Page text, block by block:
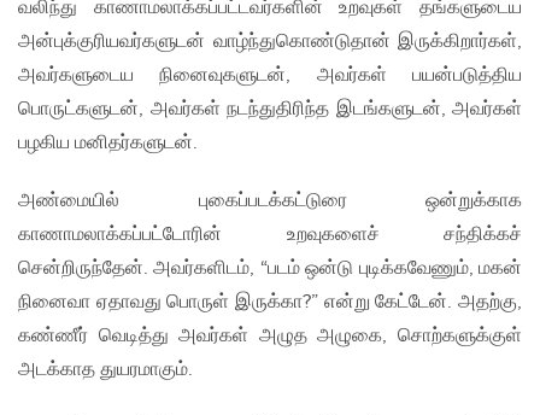
வலிந்து காணாமலாக்கப்பட்டவர்களின் உறவுகள் தங்களுடைய
அன்புக்குரியவர்களுடன் வாழ்ந்துகொண்டுதான் இருக்கிறார்கள்,
அவர்களுடைய நினைவுகளுடன், அவர்கள் பயன்படுத்திய
பொருட்களுடன், அவர்கள் நடந்துதிரிந்த இடங்களுடன், அவர்கள்
பழகிய மனிதர்களுடன்.
அண்மையில் புகைப்படக்கட்டுரை ஒன்றுக்காக
காணாமலாக்கப்பட்டோரின் உறவுகளைச் சந்திக்கச்
சென்றிருந்தேன். அவர்களிடம், “படம் ஒன்டு புடிக்கவேணும், மகன்
நினைவா ஏதாவது பொருள் இருக்கா?” என்று கேட்டேன். அதற்கு,
கண்ணீர் வெடித்து அவர்கள் அழுத அழுகை, சொற்களுக்குள்
அடக்காத துயரமாகும்.